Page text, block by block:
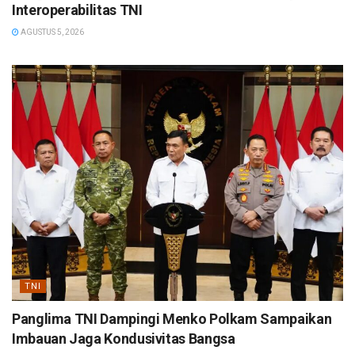
Interoperabilitas TNI
AGUSTUS 5, 2026
TNI
Panglima TNI Dampingi Menko Polkam Sampaikan
Imbauan Jaga Kondusivitas Bangsa